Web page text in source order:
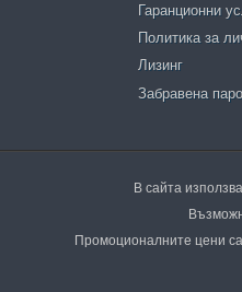
Гаранционни
Политика за
Лизинг
Забравена
В сайта
Промоционалните цени